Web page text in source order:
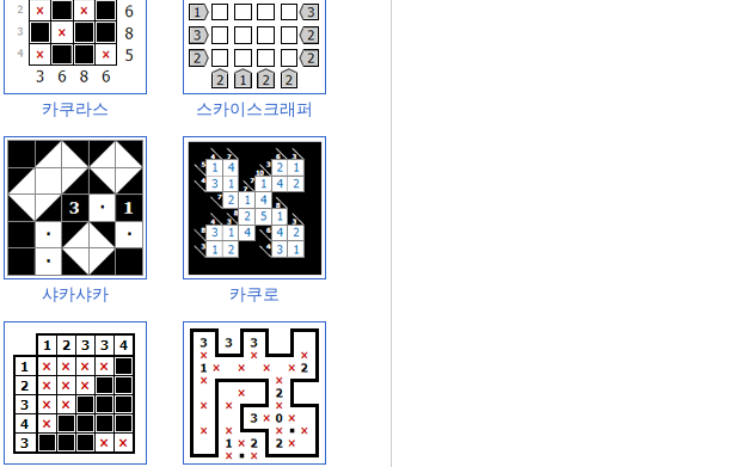
카쿠라스 스카이스크래퍼
샤카샤카 카쿠로